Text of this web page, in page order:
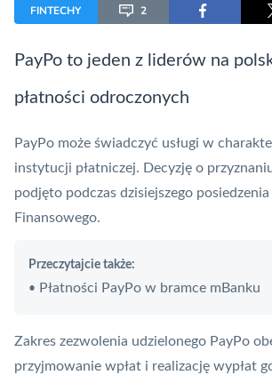
FINTECHY 2
PayPo to jeden z liderów na
płatności odroczonych
PayPo może świadczyć usługi w
instytucji płatniczej. Decyzję o
podjęto podczas dzisiejszego
Finansowego.
Przeczytajcie także:
• Płatności PayPo w bramce mBanku
Zakres zezwolenia udzielonego PayPo
przyjmowanie wpłat i realizację wypłat